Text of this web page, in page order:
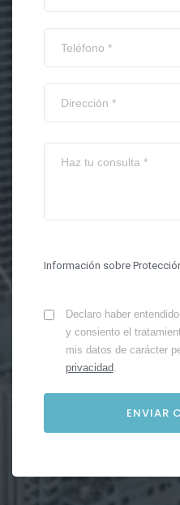
Información sobre
Declaro haber
y consiento el
mis datos de carácter
privacidad.